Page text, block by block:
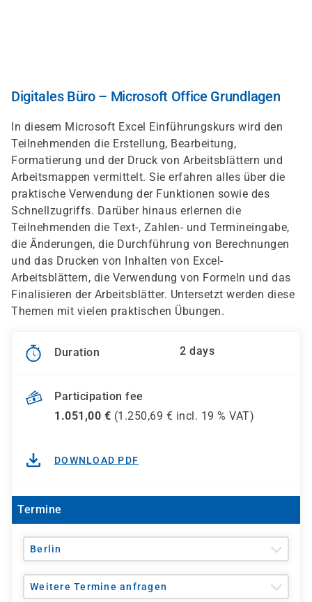
Digitales Büro – Microsoft Office Grundlagen
In diesem Microsoft Excel Einführungskurs wird den
Teilnehmenden die Erstellung, Bearbeitung,
Formatierung und der Druck von Arbeitsblättern und
Arbeitsmappen vermittelt. Sie erfahren alles über die
praktische Verwendung der Funktionen sowie des
Schnellzugriffs. Darüber hinaus erlernen die
Teilnehmenden die Text-, Zahlen- und Termineingabe,
die Änderungen, die Durchführung von Berechnungen
und das Drucken von Inhalten von Excel-
Arbeitsblättern, die Verwendung von Formeln und das
Finalisieren der Arbeitsblätter. Untersetzt werden diese
Themen mit vielen praktischen Übungen.
Duration 2 days
Participation fee
1.051,00 € (1.250,69 € incl. 19 % VAT)
DOWNLOAD PDF
Termine
Berlin
Weitere Termine anfragen